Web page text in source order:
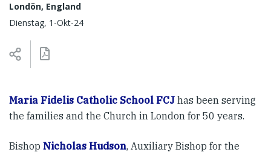
Londön, England
Dienstag, 1-Okt-24
Maria Fidelis Catholic School FCJ has been serving
the families and the Church in London for 50 years.
Bishop Nicholas Hudson, Auxiliary Bishop for the